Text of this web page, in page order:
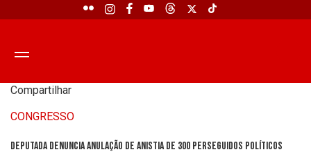
Compartilhar
CONGRESSO
Deputada denuncia anulação de anistia de 300 perseguidos políticos